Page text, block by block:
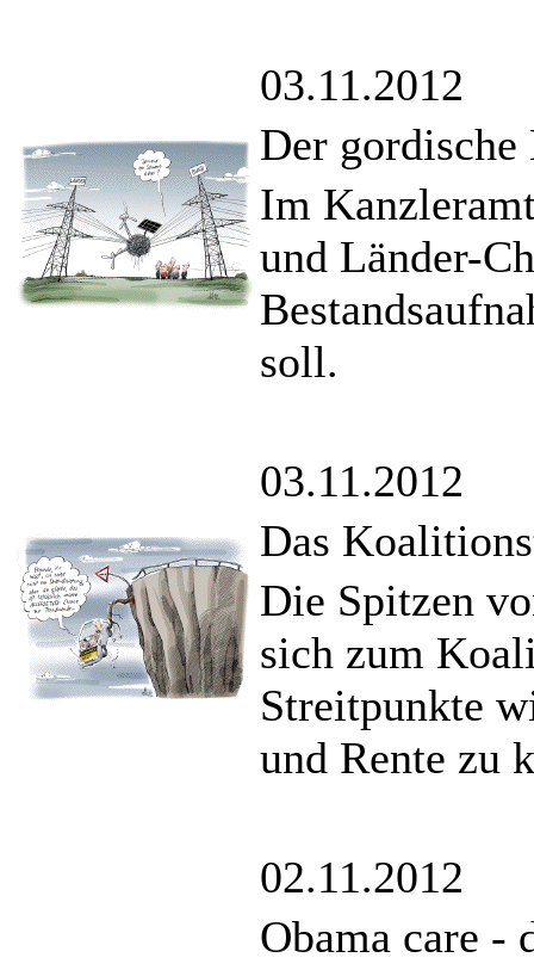
03.11.2012
Der gordische
Im
und Länder-
soll.
03.11.2012
Das
Die Spitzen
sich zum
Streitpunkte
und Rente zu
02.11.2012
Obama care -